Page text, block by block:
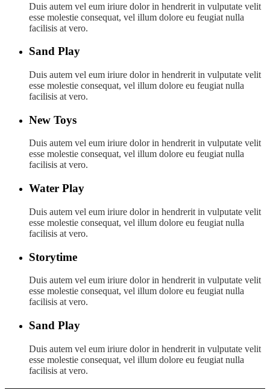
Duis autem vel eum iriure dolor in hendrerit in vulputate velit
esse molestie consequat, vel illum dolore eu feugiat nulla
facilisis at vero.
Sand Play
Duis autem vel eum iriure dolor in hendrerit in vulputate velit
esse molestie consequat, vel illum dolore eu feugiat nulla
facilisis at vero.
New Toys
Duis autem vel eum iriure dolor in hendrerit in vulputate velit
esse molestie consequat, vel illum dolore eu feugiat nulla
facilisis at vero.
Water Play
Duis autem vel eum iriure dolor in hendrerit in vulputate velit
esse molestie consequat, vel illum dolore eu feugiat nulla
facilisis at vero.
Storytime
Duis autem vel eum iriure dolor in hendrerit in vulputate velit
esse molestie consequat, vel illum dolore eu feugiat nulla
facilisis at vero.
Sand Play
Duis autem vel eum iriure dolor in hendrerit in vulputate velit
esse molestie consequat, vel illum dolore eu feugiat nulla
facilisis at vero.